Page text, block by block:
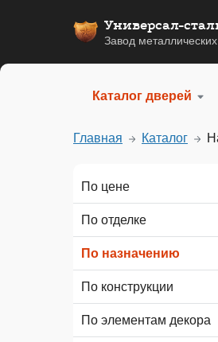
Универсал-
Завод
Каталог дверей
Главная Каталог
По цене
По отделке
По назначению
По конструкции
По элементам декора